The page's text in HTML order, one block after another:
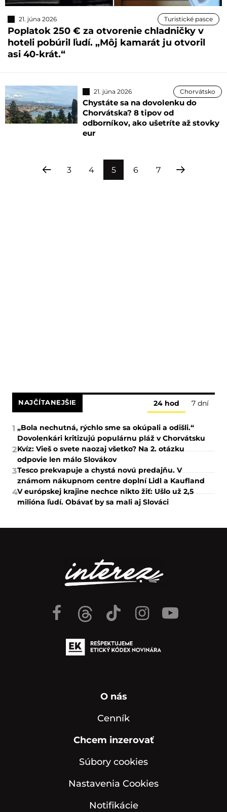
21. júna 2026 Turistické pasce
Poplatok 250 € za otvorenie chladničky v
hoteli pobúril ľudí. „Môj kamarát ju otvoril
asi 40-krát.“
21. júna 2026 Chorvátsko
Chystáte sa na dovolenku do
Chorvátska? 8 tipov od
odborníkov, ako ušetríte až stovky
eur
3 4 5 6 7
NAJČÍTANEJŠIE 24 hod 7 dní
1 „Bola nechutná, rýchlo sme sa okúpali a odišli.“
Dovolenkári kritizujú populárnu pláž v Chorvátsku
2Kvíz: Vieš o svete naozaj všetko? Na 2. otázku
odpovie len málo Slovákov
3Tesco prekvapuje a chystá novú predajňu. V
známom nákupnom centre doplní Lidl a Kaufland
4V európskej krajine nechce nikto žiť: Ušlo už 2,5
milióna ľudí. Obávať by sa mali aj Slováci
O nás
Cenník
Chcem inzerovať
Súbory cookies
Nastavenia Cookies
Notifikácie